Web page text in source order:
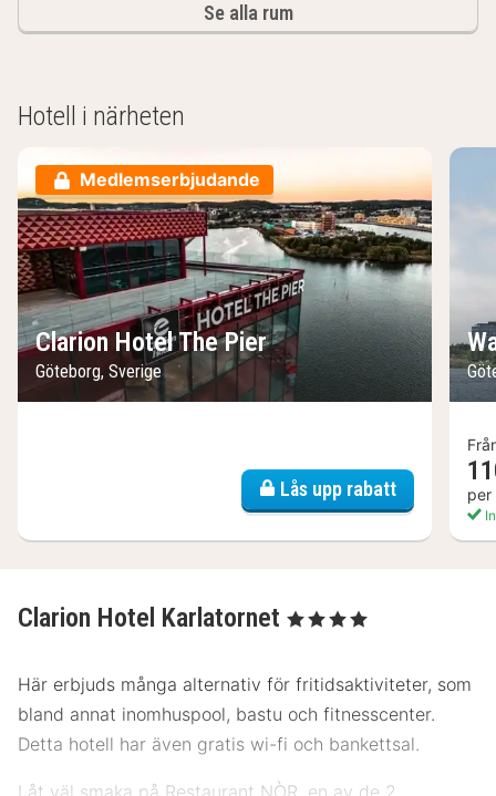
Se alla rum
Hotell i närheten
Medlemserbjudande
Clarion Hotel The Pier
Göteborg, Sverige
Lås upp rabatt per
Clarion Hotel Karlatornet , 4 Stjärnor
Här erbjuds många alternativ för fritidsaktiviteter, som
bland annat inomhuspool, bastu och fitnesscenter.
Detta hotell har även gratis wi-fi och bankettsal.
Låt väl smaka på Restaurant NÒR, en av de 2